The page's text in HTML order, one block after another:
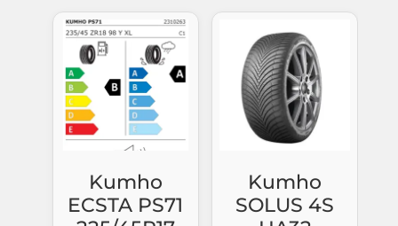
fost:
597.11 lei.
586.54 lei.
fost:
640.88 lei.
Kumho
ECSTA PS71
Kumho
SOLUS 4S